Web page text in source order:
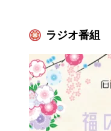
ラジオ番組